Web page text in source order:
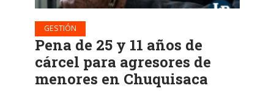
GESTIÓN
Pena de 25 y 11 años de
cárcel para agresores de
menores en Chuquisaca